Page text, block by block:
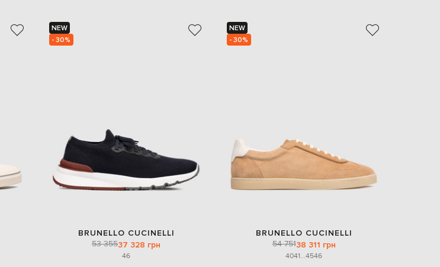
NEW
- 30%
BRUNELLO CUCINELLI
53 35537 328 грн
46
NEW
- 30%
BRUNELLO CUCINELLI
54 75138 311 грн
4041...4546